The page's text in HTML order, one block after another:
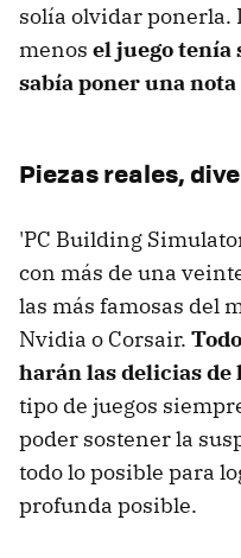
solía olvidar ponerla.
menos el juego tenía
sabía poner una
Piezas reales,
'PC Building
con más de una
las más famosas del
Nvidia o Corsair.
harán las delicias de
tipo de juegos
poder sostener la
todo lo posible para
profunda posible.